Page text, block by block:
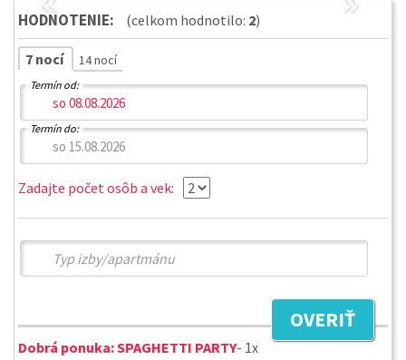
HODNOTENIE: (celkom hodnotilo: 2)
7 nocí 14 nocí
Termín od:
Termín do:
Zadajte počet osôb a vek:
OVERIŤ
Dobrá ponuka:SPAGHETTI PARTY- 1x